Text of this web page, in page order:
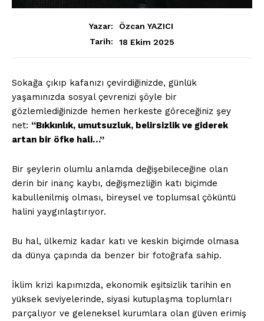
Yazar:
Özcan YAZICI
Tarih:
18 Ekim 2025
Sokağa çıkıp kafanızı çevirdiğinizde, günlük
yaşamınızda sosyal çevrenizi şöyle bir
gözlemlediğinizde hemen herkeste göreceğiniz şey
net: “Bıkkınlık, umutsuzluk, belirsizlik ve giderek
artan bir öfke hali…”
Bir şeylerin olumlu anlamda değişebileceğine olan
derin bir inanç kaybı, değişmezliğin katı biçimde
kabullenilmiş olması, bireysel ve toplumsal çöküntü
halini yaygınlaştırıyor.
Bu hal, ülkemiz kadar katı ve keskin biçimde olmasa
da dünya çapında da benzer bir fotoğrafa sahip.
İklim krizi kapımızda, ekonomik eşitsizlik tarihin en
yüksek seviyelerinde, siyasi kutuplaşma toplumları
parçalıyor ve geleneksel kurumlara olan güven erimiş